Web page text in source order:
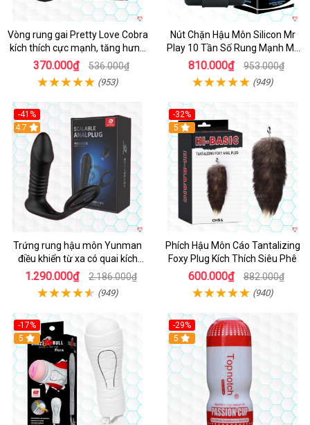
Vòng rung gai Pretty Love Cobra
kích thích cực mạnh, tăng hưng
phấn
370.000₫ 536.000₫
(953)
Nút Chặn Hậu Môn Silicon Mr
Play 10 Tần Số Rung Mạnh Mẽ
Kích Thích
810.000₫ 953.000₫
(949)
-41%
Hot
4.7
Trứng rung hậu môn Yunman
điều khiển từ xa có quai kích
thích
1.290.000₫ 2.186.000₫
(949)
-32%
Hot
5
Phích Hậu Môn Cáo Tantalizing
Foxy Plug Kích Thích Siêu Phê
600.000₫ 882.000₫
(940)
-17%
5
-29%
5